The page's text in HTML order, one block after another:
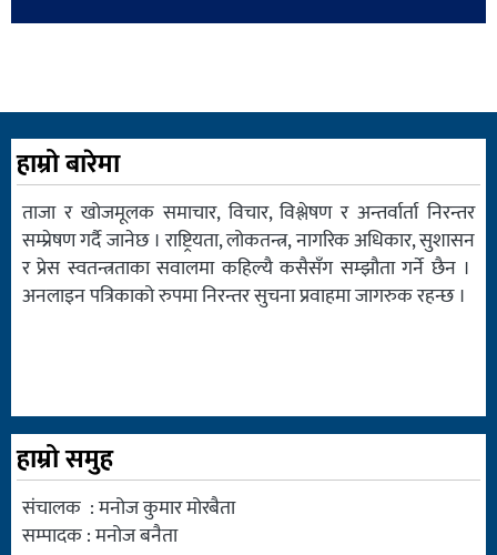
/
समाज
शिक्षा
विचार
स्वास्थ्य
हाम्रो बारेमा
ताजा र खोजमूलक समाचार, विचार, विश्लेषण र अन्तर्वार्ता निरन्तर
सम्प्रेषण गर्दै जानेछ । राष्ट्रियता, लोकतन्त्र, नागरिक अधिकार, सुशासन
र प्रेस स्वतन्त्रताका सवालमा कहिल्यै कसैसँग सम्झौता गर्ने छैन ।
अनलाइन पत्रिकाको रुपमा निरन्तर सुचना प्रवाहमा जागरुक रहन्छ ।
हाम्रो समुह
संचालक : मनोज कुमार मोरबैता
सम्पादक : मनोज बनैता